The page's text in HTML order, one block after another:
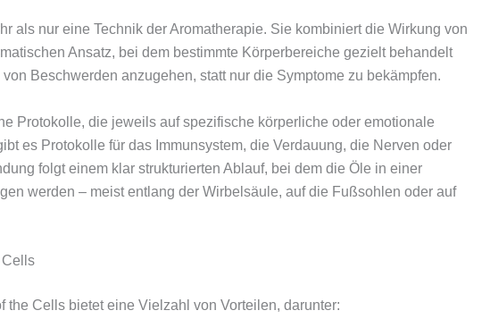
als nur eine Technik der Aromatherapie. Sie kombiniert die Wirkung von
Ansatz, bei dem bestimmte Körperbereiche gezielt behandelt
Beschwerden anzugehen, statt nur die Symptome zu bekämpfen.
Protokolle, die jeweils auf spezifische körperliche oder emotionale
es Protokolle für das Immunsystem, die Verdauung, die Nerven oder
folgt einem klar strukturierten Ablauf, bei dem die Öle in einer
werden – meist entlang der Wirbelsäule, auf die Fußsohlen oder auf
Cells
the Cells bietet eine Vielzahl von Vorteilen, darunter: